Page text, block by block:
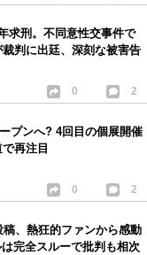
求刑。不同意性交事件で
判に出廷、深刻な被害告
0 2
プンへ? 4回目の個展開催
再注目
0 2
、熱狂的ファンから感動
完全スルーで批判も相次